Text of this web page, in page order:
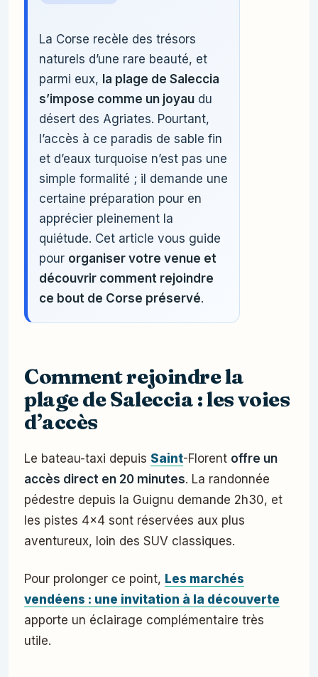
La Corse recèle des trésors
naturels d’une rare beauté, et
parmi eux, la plage de Saleccia
s’impose comme un joyau du
désert des Agriates. Pourtant,
l’accès à ce paradis de sable fin
et d’eaux turquoise n’est pas une
simple formalité ; il demande une
certaine préparation pour en
apprécier pleinement la
quiétude. Cet article vous guide
pour organiser votre venue et
découvrir comment rejoindre
ce bout de Corse préservé.
Comment rejoindre la
plage de Saleccia : les voies
d’accès
Le bateau-taxi depuis Saint-Florent offre un
accès direct en 20 minutes. La randonnée
pédestre depuis la Guignu demande 2h30, et
les pistes 4×4 sont réservées aux plus
aventureux, loin des SUV classiques.
Pour prolonger ce point, Les marchés
vendéens : une invitation à la découverte
apporte un éclairage complémentaire très
utile.